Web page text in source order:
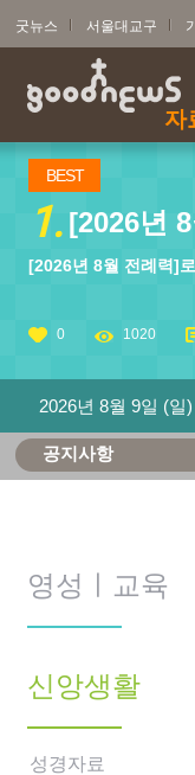
굿뉴스 서울대교구
자
BEST
1. [2026년
[2026년 8월 전례력]
0 1020
2026년 8월 9일 (일)
공지사항
영성ㅣ교육
신앙생활
성경자료